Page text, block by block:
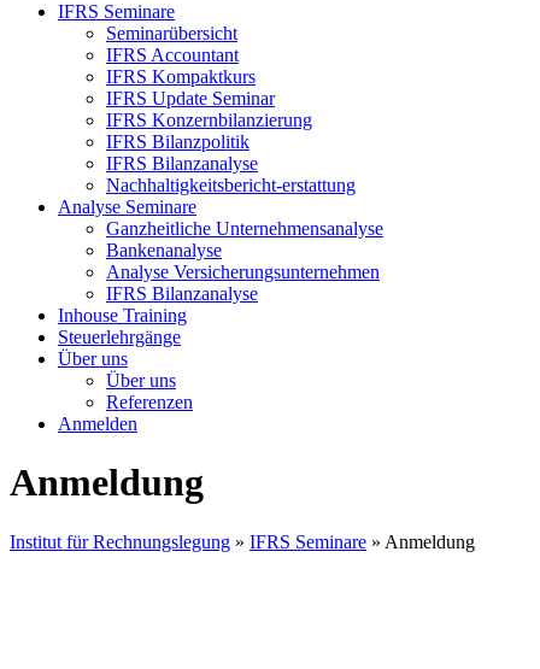
IFRS Seminare
Seminarübersicht
IFRS Accountant
IFRS Kompaktkurs
IFRS Update Seminar
IFRS Konzernbilanzierung
IFRS Bilanzpolitik
IFRS Bilanzanalyse
Nachhaltigkeitsbericht-erstattung
Analyse Seminare
Ganzheitliche Unternehmensanalyse
Bankenanalyse
Analyse Versicherungsunternehmen
IFRS Bilanzanalyse
Inhouse Training
Steuerlehrgänge
Über uns
Über uns
Referenzen
Anmelden
Anmeldung
Institut für Rechnungslegung » IFRS Seminare » Anmeldung